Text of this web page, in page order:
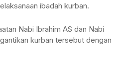
ibadah kurban.
Nabi Ibrahim AS dan Nabi
kurban tersebut dengan